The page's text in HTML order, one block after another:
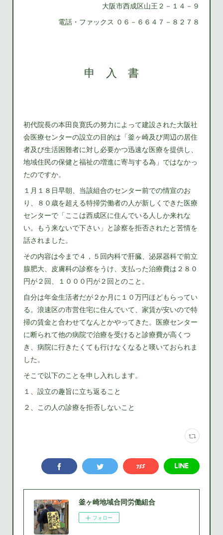
大阪市西成区山王２－１４－９
電話・ファックス ０６－６６４７－８２７８
申 入 書
初代院長の本田良寛氏の努力によって建設された大阪社
会医療センターの設立の目的は「釜ヶ崎及び周辺の居住
者及び生活困難者に対し必要かつ迅速な医療を提供し、
地域住民の保健と福祉の増進に寄与する為」ではなかっ
たのですか。
１月１８日早朝、当該組合のセンター前での情宣のお
り、８０歳を超える特掃労働者の人が新しくできた医療
センターで「ここは西成区に住んでいる人しか来れな
い。もう来ないで下さい」と診察を拒否されたと苦情を
話されました。
その内容は今まで４，５回内科で肝臓、泌尿器科で前立
腺肥大、皮膚科の診察をうけ、支払った治療費は２８０
円が２回、１０００円が２回とのこと。
自分は年金生活者だが２か月に１０万円ほどもらってい
る。浪速区の市営住宅に住んでいて、家賃が安いので特
掃の賃金と合わせてなんとかやってきた。医療センター
に断られて他の病院で治療を受けると診療費が高くつ
き、病院に行きたくても行けなくなると嘆いておられま
した。
そこで以下のことを申し入れします。
１、設立の趣旨に立ち返ること
２、この人の診療を拒否しないこと
釜ヶ崎地域合同労働組合
フォロー